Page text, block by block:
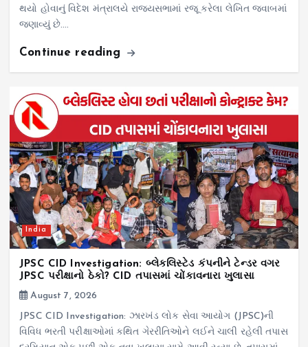
થયો હોવાનું વિદેશ મંત્રાલયે રાજ્યસભામાં રજૂ કરેલા લેખિત જવાબમાં
જણાવ્યું છે.…
Continue reading
India
JPSC CID Investigation: બ્લેકલિસ્ટેડ કંપનીને ટેન્ડર વગર
JPSC પરીક્ષાનો ઠેકો? CID તપાસમાં ચોંકાવનારા ખુલાસા
August 7, 2026
JPSC CID Investigation: ઝારખંડ લોક સેવા આયોગ (JPSC)ની
વિવિધ ભરતી પરીક્ષાઓમાં કથિત ગેરરીતિઓને લઈને ચાલી રહેલી તપાસ